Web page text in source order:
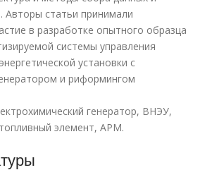
статьи принимали
в разработке опытного образца
системы управления
установки с
и риформингом
генератор, ВНЭУ,
элемент, АРМ.